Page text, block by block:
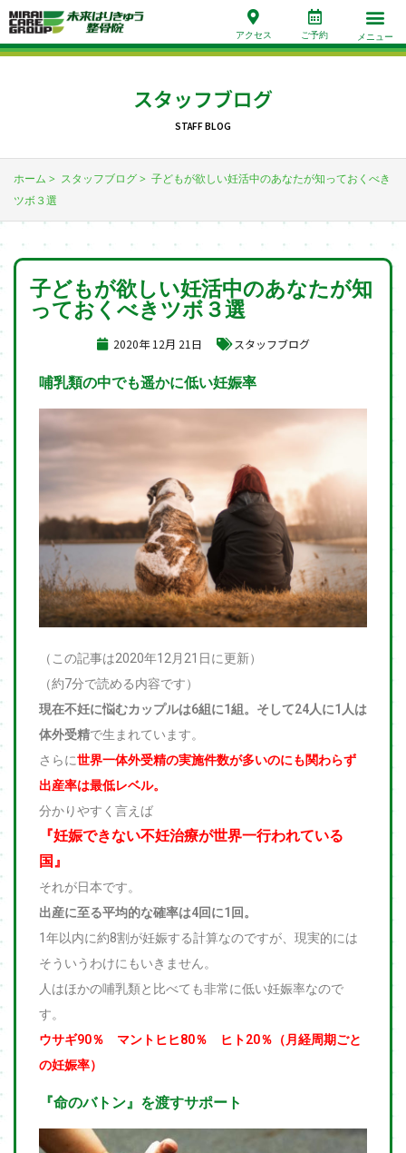
アクセス ご予約 メニュー
スタッフブログ
STAFF BLOG
ホーム スタッフブログ
子どもが欲しい妊活中のあなたが知っておくべき
ツボ３選
子どもが欲しい妊活中のあなたが知
っておくべきツボ３選
2020年 12月 21日 スタッフブログ
哺乳類の中でも遥かに低い妊娠率
（この記事は2020年12月21日に更新）
（約7分で読める内容です）
現在不妊に悩むカップルは6組に1組。そして24人に1人は
体外受精で生まれています。
さらに世界一体外受精の実施件数が多いのにも関わらず
出産率は最低レベル。
分かりやすく言えば
『妊娠できない不妊治療が世界一行われている
国』
それが日本です。
出産に至る平均的な確率は4回に1回。
1年以内に約8割が妊娠する計算なのですが、現実的には
そういうわけにもいきません。
人はほかの哺乳類と比べても非常に低い妊娠率なので
す。
ウサギ90％ マントヒヒ80％ ヒト20％（月経周期ごと
の妊娠率）
『命のバトン』を渡すサポート